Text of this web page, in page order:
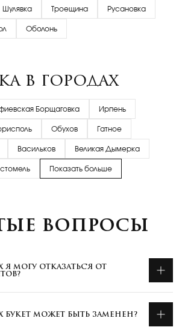
Шулявка Троещина Русановка
Оболонь
в городах
Борщаговка Ирпень
Обухов Гатное
Васильков Великая Дымерка
Показать больше
вопросы
Я МОГУ ОТКАЗАТЬСЯ ОТ
БУКЕТ МОЖЕТ БЫТЬ ЗАМЕНЕН?